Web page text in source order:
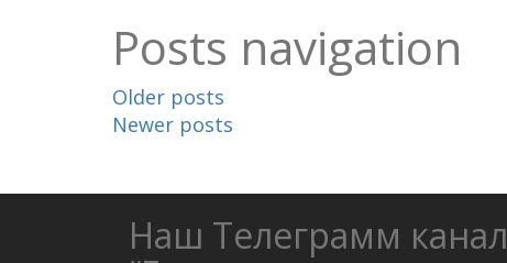
Posts navigation
Older posts
Newer posts
Наш Телеграмм канал